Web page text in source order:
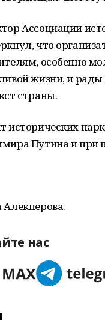
Ассоциации
что
особенно
жизни, и рады
страны.
исторических
Путина и при
нас